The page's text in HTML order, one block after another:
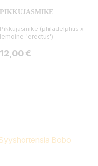
PIKKUJASMIKE
Pikkujasmike (philadelphus x
lemoinei 'erectus')
Hinta
12,00 €